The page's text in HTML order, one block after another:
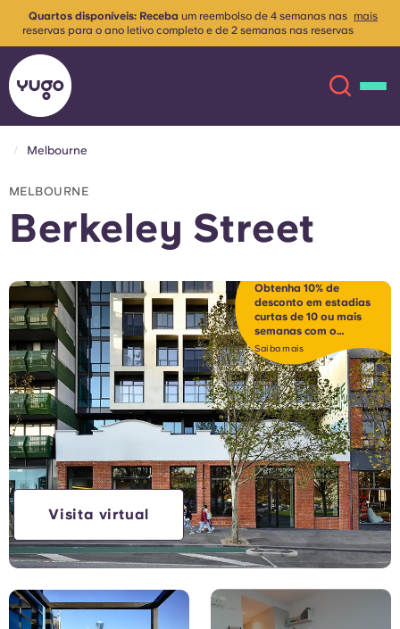
Sobre
Localizações
Mais
Conta Língua
English (GB)
English (US)
Chinese
Español
Selecione um país
Selecione uma cidade
Selecione uma residência
Reservar agora
English (US)
Chinese Español
Català Deutsch
Italian French
Portuguese
Melbourne
Quartos disponíveis: Receba um reembolso de 4 semanas nas
reservas para o ano letivo completo e de 2 semanas nas reservas
para o 2.º semestre. Aplicam-se os termos e condições.
mais
MELBOURNE
Berkeley Street
Obtenha 10% de
desconto em estadias
curtas de 10 ou mais
semanas com o
código SHORT10*
Saiba mais
Visita virtual